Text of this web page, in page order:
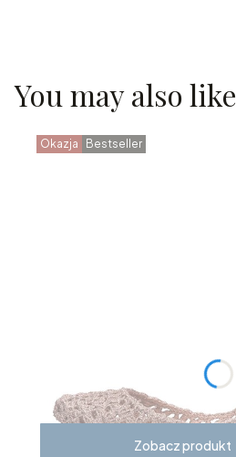
You may also like
Okazja Bestseller
Zobacz produkt